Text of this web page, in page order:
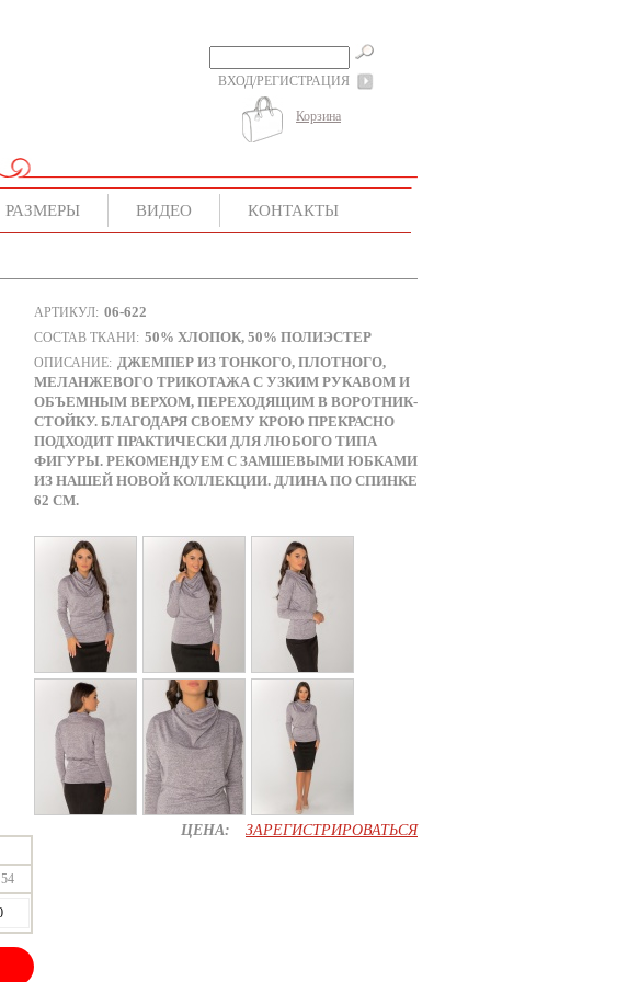
ВХОД/РЕГИСТРАЦИЯ
Корзина
РАЗМЕРЫ ВИДЕО КОНТАКТЫ
АРТИКУЛ: 06-622
СОСТАВ ТКАНИ: 50% ХЛОПОК, 50% ПОЛИЭСТЕР
ОПИСАНИЕ: ДЖЕМПЕР ИЗ ТОНКОГО, ПЛОТНОГО,
МЕЛАНЖЕВОГО ТРИКОТАЖА С УЗКИМ РУКАВОМ И
ОБЪЕМНЫМ ВЕРХОМ, ПЕРЕХОДЯЩИМ В ВОРОТНИК-
СТОЙКУ. БЛАГОДАРЯ СВОЕМУ КРОЮ ПРЕКРАСНО
ПОДХОДИТ ПРАКТИЧЕСКИ ДЛЯ ЛЮБОГО ТИПА
ФИГУРЫ. РЕКОМЕНДУЕМ С ЗАМШЕВЫМИ ЮБКАМИ
ИЗ НАШЕЙ НОВОЙ КОЛЛЕКЦИИ. ДЛИНА ПО СПИНКЕ
62 СМ.
ЦЕНА: ЗАРЕГИСТРИРОВАТЬСЯ
54